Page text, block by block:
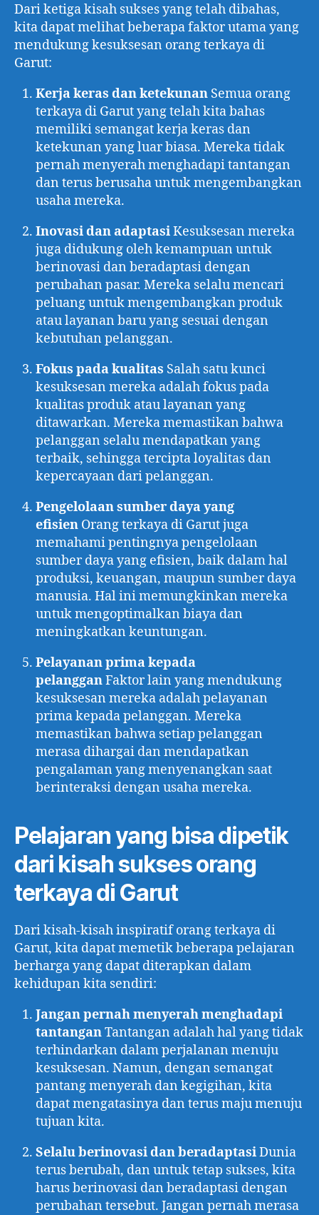
Dari ketiga kisah sukses yang telah dibahas,
kita dapat melihat beberapa faktor utama yang
mendukung kesuksesan orang terkaya di
Garut:
Kerja keras dan ketekunan Semua orang
terkaya di Garut yang telah kita bahas
memiliki semangat kerja keras dan
ketekunan yang luar biasa. Mereka tidak
pernah menyerah menghadapi tantangan
dan terus berusaha untuk mengembangkan
usaha mereka.
Inovasi dan adaptasiKesuksesan mereka
juga didukung oleh kemampuan untuk
berinovasi dan beradaptasi dengan
perubahan pasar. Mereka selalu mencari
peluang untuk mengembangkan produk
atau layanan baru yang sesuai dengan
kebutuhan pelanggan.
Fokus pada kualitas Salah satu kunci
kesuksesan mereka adalah fokus pada
kualitas produk atau layanan yang
ditawarkan. Mereka memastikan bahwa
pelanggan selalu mendapatkan yang
terbaik, sehingga tercipta loyalitas dan
kepercayaan dari pelanggan.
Pengelolaan sumber daya yang
efisien Orang terkaya di Garut juga
memahami pentingnya pengelolaan
sumber daya yang efisien, baik dalam hal
produksi, keuangan, maupun sumber daya
manusia. Hal ini memungkinkan mereka
untuk mengoptimalkan biaya dan
meningkatkan keuntungan.
Pelayanan prima kepada
pelangganFaktor lain yang mendukung
kesuksesan mereka adalah pelayanan
prima kepada pelanggan. Mereka
memastikan bahwa setiap pelanggan
merasa dihargai dan mendapatkan
pengalaman yang menyenangkan saat
berinteraksi dengan usaha mereka.
Pelajaran yang bisa dipetik
dari kisah sukses orang
terkaya di Garut
Dari kisah-kisah inspiratif orang terkaya di
Garut, kita dapat memetik beberapa pelajaran
berharga yang dapat diterapkan dalam
kehidupan kita sendiri:
Jangan pernah menyerah menghadapi
tantanganTantangan adalah hal yang tidak
terhindarkan dalam perjalanan menuju
kesuksesan. Namun, dengan semangat
pantang menyerah dan kegigihan, kita
dapat mengatasinya dan terus maju menuju
tujuan kita.
Selalu berinovasi dan beradaptasiDunia
terus berubah, dan untuk tetap sukses, kita
harus berinovasi dan beradaptasi dengan
perubahan tersebut. Jangan pernah merasa